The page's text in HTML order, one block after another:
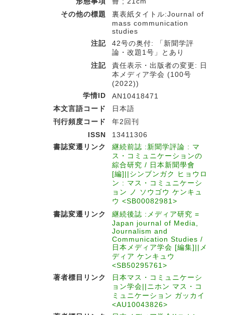
その他の標題
裏表紙タイトル:Journal of
mass communication
studies
注記
42号の奥付: 「新聞学評
論・改題1号」とあり
注記
責任表示・出版者の変更: 日
本メディア学会 (100号
(2022))
学情ID
AN10418471
本文言語コード
日本語
刊行頻度コード
年2回刊
ISSN
13411306
書誌変遷リンク
継続前誌 :新聞学評論 : マ
ス・コミュニケーションの
綜合研究 / 日本新聞學會
[編]||シンブンガク ヒョウロ
ン : マス・コミュニケーシ
ョン ノ ソウゴウ ケンキュ
ウ <SB00082981>
書誌変遷リンク
継続後誌 :メディア研究 =
Japan journal of Media,
Journalism and
Communication Studies /
日本メディア学会 [編集]||メ
ディア ケンキュウ
<SB50295761>
著者標目リンク
日本マス・コミュニケーシ
ョン学会||ニホン マス・コ
ミュニケーション ガッカイ
<AU10043826>